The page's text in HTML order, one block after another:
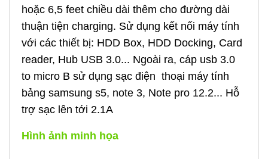
hoặc 6,5 feet chiều dài thêm cho đường dài
thuận tiện charging. Sử dụng kết nối máy tính
với các thiết bị: HDD Box, HDD Docking, Card
reader, Hub USB 3.0... Ngoài ra, cáp usb 3.0
to micro B sử dụng sạc điện thoại máy tính
bảng samsung s5, note 3, Note pro 12.2... Hỗ
trợ sạc lên tới 2.1A
Hình ảnh minh họa